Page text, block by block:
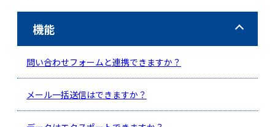
機能
問い合わせフォームと連携できますか？
メール一括送信はできますか？